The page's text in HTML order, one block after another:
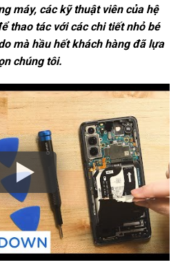
máy, các kỹ thuật viên của hệ
thao tác với các chi tiết nhỏ bé
mà hầu hết khách hàng đã lựa
chúng tôi.